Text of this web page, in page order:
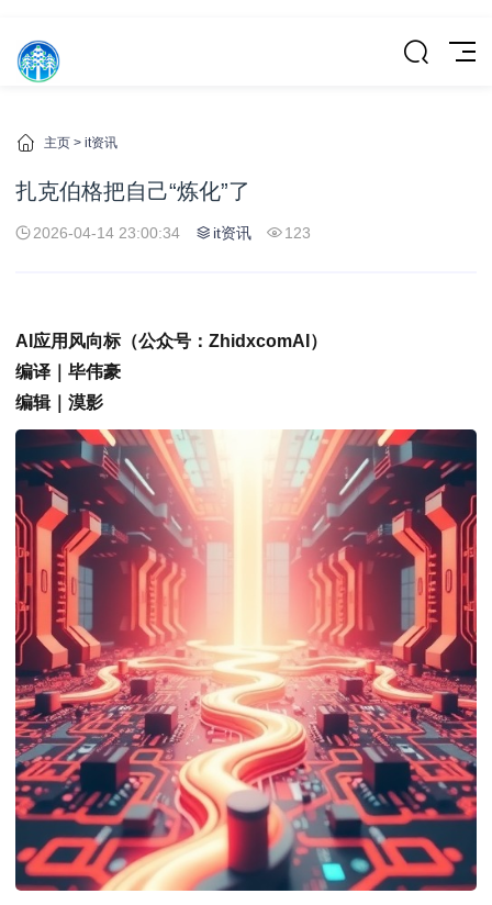
主页 > it资讯
扎克伯格把自己“炼化”了
2026-04-14 23:00:34 it资讯 123
AI应用风向标（公众号：ZhidxcomAI）
编译｜毕伟豪
编辑｜漠影